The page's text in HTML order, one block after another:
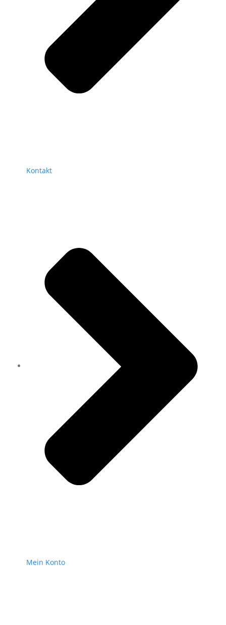
Kontakt
Mein Konto